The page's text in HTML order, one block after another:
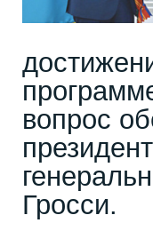
вопрос
Гросси.